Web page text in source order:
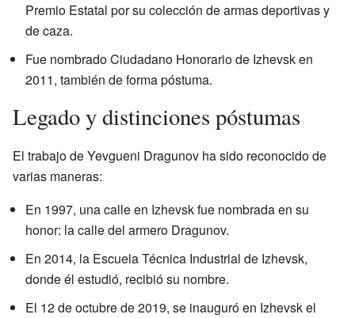
Premio Estatal por su colección de armas deportivas y
de caza.
Fue nombrado Ciudadano Honorario de Izhevsk en
2011, también de forma póstuma.
Legado y distinciones póstumas
El trabajo de Yevgueni Dragunov ha sido reconocido de
varias maneras:
En 1997, una calle en Izhevsk fue nombrada en su
honor: la calle del armero Dragunov.
En 2014, la Escuela Técnica Industrial de Izhevsk,
donde él estudió, recibió su nombre.
El 12 de octubre de 2019, se inauguró en Izhevsk el